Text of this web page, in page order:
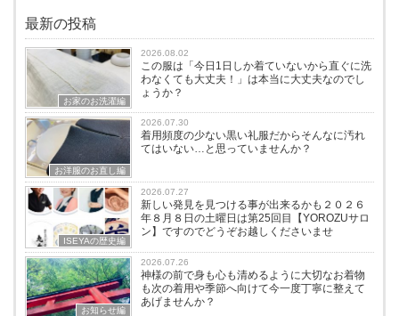
最新の投稿
お家のお洗濯編
2026.08.02
この服は「今日1日しか着ていないから直ぐに洗
わなくても大丈夫！」は本当に大丈夫なのでし
ょうか？
お洋服のお直し編
2026.07.30
着用頻度の少ない黒い礼服だからそんなに汚れ
てはいない…と思っていませんか？
ISEYAの歴史編
2026.07.27
新しい発見を見つける事が出来るかも２０２６
年８月８日の土曜日は第25回目【YOROZUサロ
ン】ですのでどうぞお越しくださいませ
お知らせ編
2026.07.26
神様の前で身も心も清めるように大切なお着物
も次の着用や季節へ向けて今一度丁寧に整えて
あげませんか？